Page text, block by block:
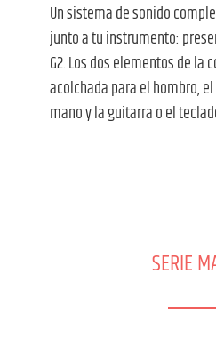
Un sistema de sonido
junto a tu instrumento:
G2. Los dos elementos de la
acolchada para el hombro,
mano y la guitarra o el
SERIE